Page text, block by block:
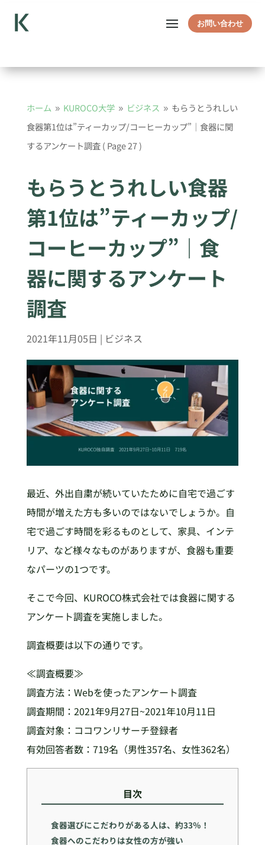
お問い合わせ
ホーム 9 KUROCO大学 9 ビジネス 9 もらうとうれしい
食器第1位は”ティーカップ/コーヒーカップ”｜食器に関
するアンケート調査( Page 27 )
もらうとうれしい食器
第1位は”ティーカップ/
コーヒーカップ”｜食
器に関するアンケート
調査
2021年11月05日 | ビジネス
最近、外出自粛が続いていたために自宅で過ごす
時間が増えた方も多いのではないでしょうか。自
宅で過ごす時間を彩るものとして、家具、インテ
リア、など様々なものがありますが、食器も重要
なパーツの1つです。
そこで今回、KUROCO株式会社では食器に関する
アンケート調査を実施しました。
調査概要は以下の通りです。
≪調査概要≫
調査方法：Webを使ったアンケート調査
調査期間：2021年9月27日~2021年10月11日
調査対象：ココワンリサーチ登録者
有効回答者数：719名（男性357名、女性362名）
目次
食器選びにこだわりがある人は、約33％！
食器へのこだわりは女性の方が強い